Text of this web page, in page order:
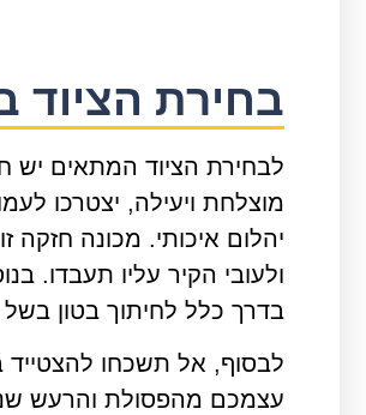
בחירת הציוד
לבחירת הציוד המתאים יש
מוצלחת ויעילה, יצטרכו
יהלום איכותי. מכונה חזקה
ולעובי הקיר עליו תעבדו.
בדרך כלל לחיתוך בטון
לבסוף, אל תשכחו להצטייד
עצמכם מהפסולת והרעש